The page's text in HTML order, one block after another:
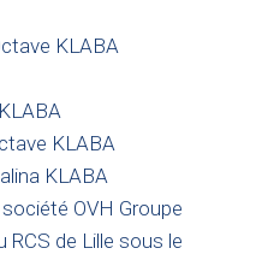
KLABA
KLABA
KLABA
OVH Groupe
de Lille sous le